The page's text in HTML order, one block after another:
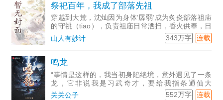
祭祀百年，我成了部落先祖
穿越到大荒，沈灿因为身体‘孱弱‘成为炙炎部落祖庙
的守祧（tiao），负责祖庙日常洒扫，香火供奉，日
常祭祀...
山人有妙计 连载
343万字
鸣龙
“事情是这样的，我当初身陷绝境，意外遇见了一条
龙，它非说我是习武奇才，要给我指条通仙大
道……”“
关关公子 连载
552万字